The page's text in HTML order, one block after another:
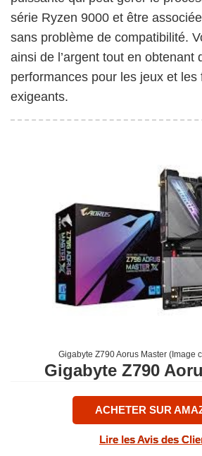
série Ryzen 9000 et être
sans problème de compatibilité.
ainsi de l’argent tout en obtenant
performances pour les jeux et les
exigeants.
Gigabyte Z790 Aorus Master (Image
Gigabyte Z790
ACHETER SUR
Lire les Avis des